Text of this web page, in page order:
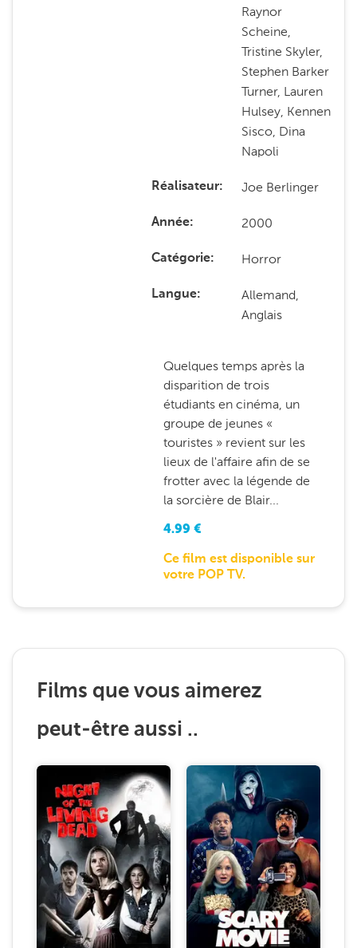
Raynor
Scheine,
Tristine Skyler,
Stephen Barker
Turner, Lauren
Hulsey, Kennen
Sisco, Dina
Napoli
Réalisateur Joe Berlinger
Année 2000
Catégorie Horror
Langue
Allemand,
Anglais
Quelques temps après la
disparition de trois
étudiants en cinéma, un
groupe de jeunes «
touristes » revient sur les
lieux de l'affaire afin de se
frotter avec la légende de
la sorcière de Blair...
4.99 €
Ce film est disponible sur
votre POP TV.
Films que vous aimerez
peut-être aussi ..